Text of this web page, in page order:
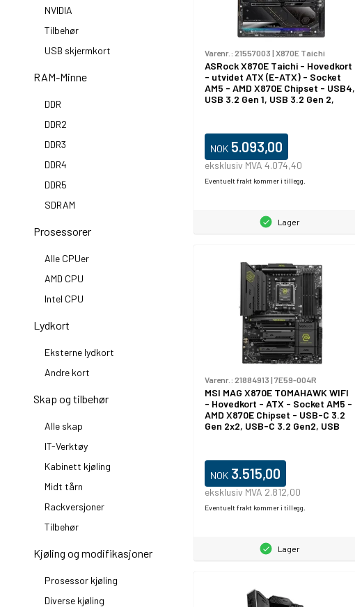
NVIDIA
Tilbehør
USB skjermkort
RAM-Minne
DDR
DDR2
DDR3
DDR4
DDR5
SDRAM
Prosessorer
Alle CPUer
AMD CPU
Intel CPU
Lydkort
Eksterne lydkort
Andre kort
Skap og tilbehør
Alle skap
IT-Verktøy
Kabinett kjøling
Midt tårn
Rackversjoner
Tilbehør
Kjøling og modifikasjoner
Prosessor kjøling
Diverse kjøling
Varenr.: 21557003 | X870E Taichi
ASRock X870E Taichi - Hovedkort
- utvidet ATX (E-ATX) - Socket
AM5 - AMD X870E Chipset - USB4,
USB 3.2 Gen 1, USB 3.2 Gen 2,
innbygd grafikk (CPU kreves) -
HD-lyd (8-kanalers)
NOK 5.093,00
eksklusiv MVA 4.074,40
Eventuelt frakt kommer i tillegg.
Lager
Varenr.: 21884913 | 7E59-004R
MSI MAG X870E TOMAHAWK WIFI
- Hovedkort - ATX - Socket AM5 -
AMD X870E Chipset - USB-C 3.2
Gen 2x2, USB-C 3.2 Gen2, USB
innbygd grafikk (CPU kreves) -
HD-lyd (8-kanalers)
NOK 3.515,00
eksklusiv MVA 2.812,00
Eventuelt frakt kommer i tillegg.
Lager